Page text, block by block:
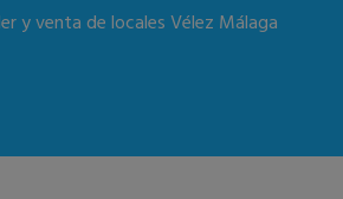
y venta de locales Vélez Málaga